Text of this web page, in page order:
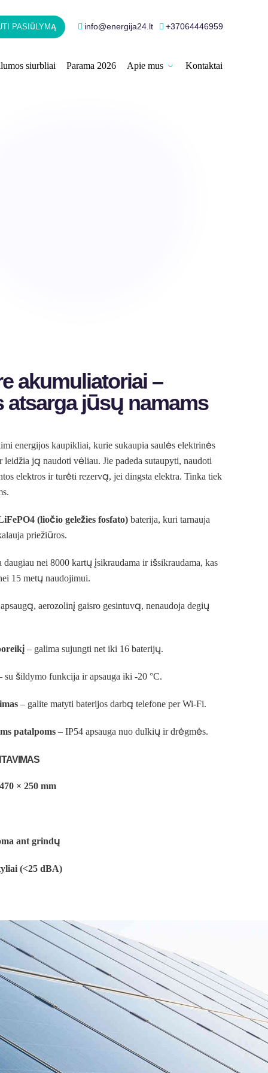
PASIŪLYMĄ info@energija24.lt +37064446959
siurbliai Parama 2026 Apie mus Kontaktai
akumuliatoriai –
atsarga jūsų namams
energijos kaupikliai, kurie sukaupia saulės elektrinės
ją naudoti vėliau. Jie padeda sutaupyti, naudoti
elektros ir turėti rezervą, jei dingsta elektra. Tinka tiek
(liočio geležies fosfato)baterija, kuri tarnauja
priežiūros.
nei 8000 kartų įsikraudama ir išsikraudama, kas
15 metų naudojimui.
aerozolinį gaisro gesintuvą, nenaudoja degių
– galima sujungti net iki 16 baterijų.
su šildymo funkcija ir apsauga iki -20 °C.
– galite matyti baterijos darbą telefone per Wi-Fi.
patalpoms– IP54 apsauga nuo dulkių ir drėgmės.
× 250 mm
ant grindų
(<25 dBA)